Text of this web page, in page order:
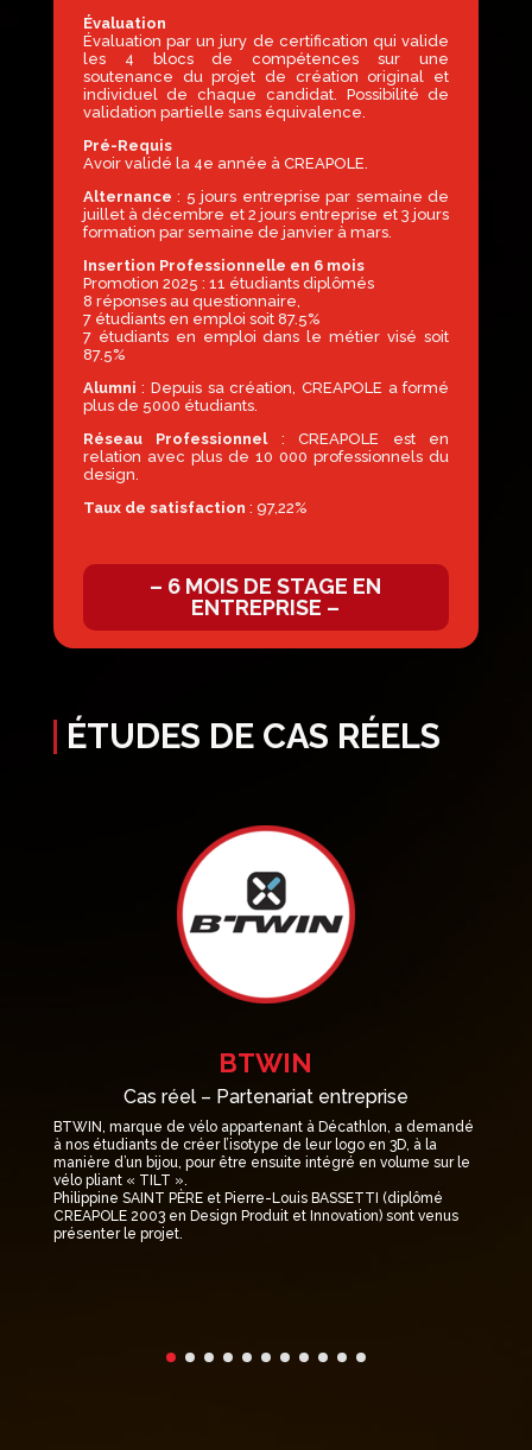
Évaluation
Évaluation par un jury de certification qui valide
les 4 blocs de compétences sur une
soutenance du projet de création original et
individuel de chaque candidat. Possibilité de
validation partielle sans équivalence.
Pré-Requis
Avoir validé la 4e année à CREAPOLE.
Alternance : 5 jours entreprise par semaine de
juillet à décembre et 2 jours entreprise et 3 jours
formation par semaine de janvier à mars.
Insertion Professionnelle en 6 mois
Promotion 2025 : 11 étudiants diplômés
8 réponses au questionnaire,
7 étudiants en emploi soit 87.5%
7 étudiants en emploi dans le métier visé soit
87.5%
Alumni : Depuis sa création, CREAPOLE a formé
plus de 5000 étudiants.
Réseau Professionnel: CREAPOLE est en
relation avec plus de 10 000 professionnels du
design.
Taux de satisfaction : 97,22%
– 6 MOIS DE STAGE EN
ENTREPRISE –
ÉTUDES DE CAS RÉELS
BTWIN
Cas réel – Partenariat entreprise
BTWIN, marque de vélo appartenant à Décathlon, a demandé
à nos étudiants de créer l’isotype de leur logo en 3D, à la
manière d’un bijou, pour être ensuite intégré en volume sur le
vélo pliant « TILT ».
Philippine SAINT PÈRE et Pierre-Louis BASSETTI (diplômé
CREAPOLE 2003 en Design Produit et Innovation) sont venus
présenter le projet.